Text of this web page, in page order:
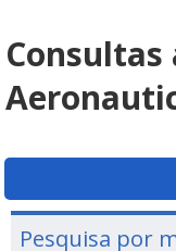
Consultas
Pesquisa por